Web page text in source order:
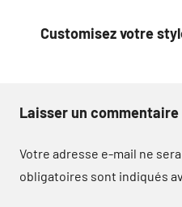
Customisez votre
Laisser un commentaire
Votre adresse e-mail ne
obligatoires sont indiqués